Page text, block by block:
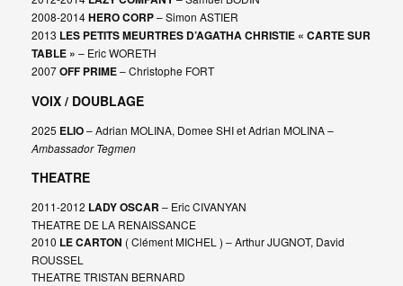
2008-2014HERO CORP– Simon ASTIER
2013 LES PETITS MEURTRES D’AGATHA CHRISTIE « CARTE SUR
TABLE » – Eric WORETH
2007OFF PRIME– Christophe FORT
VOIX / DOUBLAGE
2025 ELIO– Adrian MOLINA, Domee SHI et Adrian MOLINA –
Ambassador Tegmen
THEATRE
2011-2012 LADY OSCAR – Eric CIVANYAN
THEATRE DE LA RENAISSANCE
2010 LE CARTON ( Clément MICHEL ) – Arthur JUGNOT, David
ROUSSEL
THEATRE TRISTAN BERNARD